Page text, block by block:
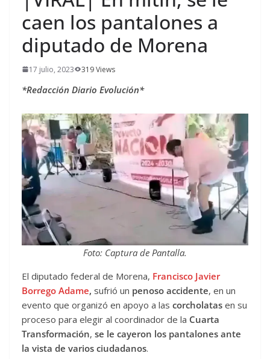
caen los pantalones a
diputado de Morena
17 julio, 2023 319 Views
*Redacción Diario Evolución*
Foto: Captura de Pantalla.
El diputado federal de Morena, Francisco Javier
Borrego Adame, sufrió un penoso accidente, en un
evento que organizó en apoyo a las corcholatas en su
proceso para elegir al coordinador de la Cuarta
Transformación, se le cayeron los pantalones ante
la vista de varios ciudadanos.